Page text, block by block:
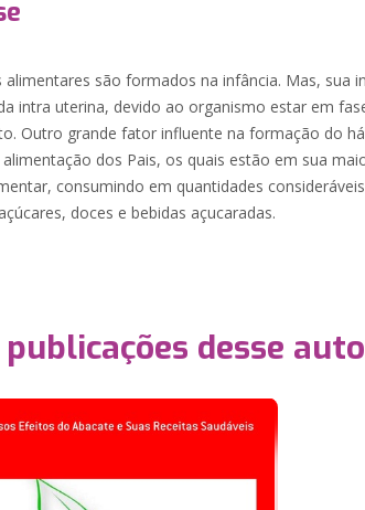
alimentares são formados na infância. Mas, sua
intra uterina, devido ao organismo estar em
Outro grande fator influente na formação do
dos Pais, os quais estão em sua
consumindo em quantidades
doces e bebidas açucaradas.
desse